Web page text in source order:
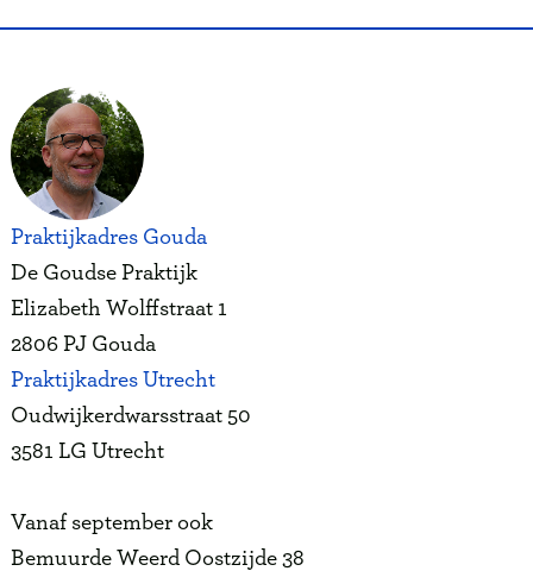
Praktijkadres Gouda
De Goudse Praktijk
Elizabeth Wolffstraat 1
2806 PJ Gouda
Praktijkadres Utrecht
Oudwijkerdwarsstraat 50
3581 LG Utrecht
Vanaf september ook
Bemuurde Weerd Oostzijde 38